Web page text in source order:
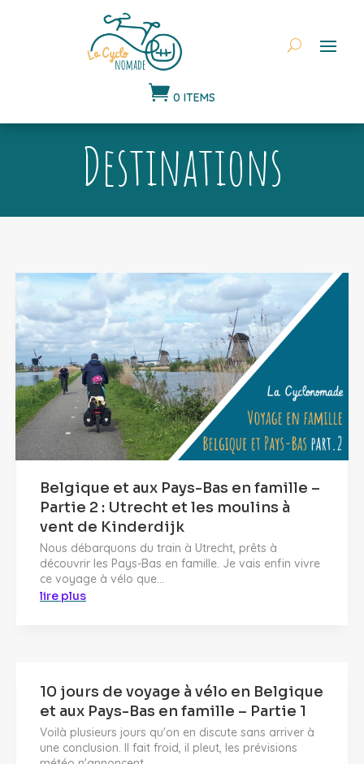
 0 ITEMS
Destinations
Belgique et aux Pays-Bas en famille –
Partie 2 : Utrecht et les moulins à
vent de Kinderdijk
Nous débarquons du train à Utrecht, prêts à
découvrir les Pays-Bas en famille. Je vais enfin vivre
ce voyage à vélo que...
lire plus
10 jours de voyage à vélo en Belgique
et aux Pays-Bas en famille – Partie 1
Voilà plusieurs jours qu'on en discute sans arriver à
une conclusion. Il fait froid, il pleut, les prévisions